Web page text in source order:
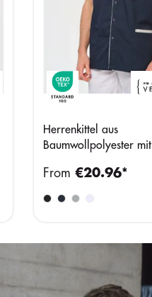
Herrenkittel aus
Baumwollpolyester mit
From€20.96*